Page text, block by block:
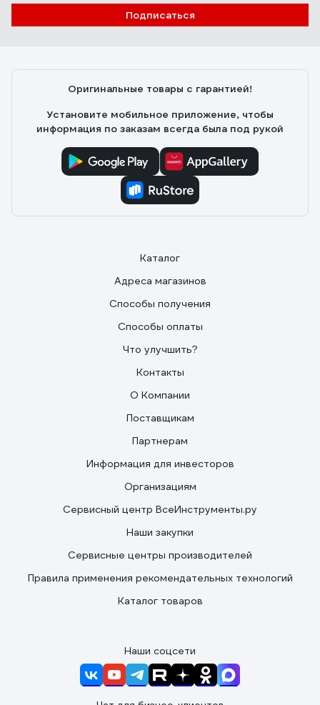
Подписаться
Оригинальные товары с гарантией!
Установите мобильное приложение, чтобы
информация по заказам всегда была под рукой
Каталог
Адреса магазинов
Способы получения
Способы оплаты
Что улучшить?
Контакты
О Компании
Поставщикам
Партнерам
Информация для инвесторов
Организациям
Сервисный центр ВсеИнструменты.ру
Наши закупки
Сервисные центры производителей
Правила применения рекомендательных технологий
Каталог товаров
Наши соцсети